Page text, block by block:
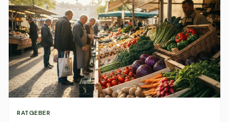
RATGEBER